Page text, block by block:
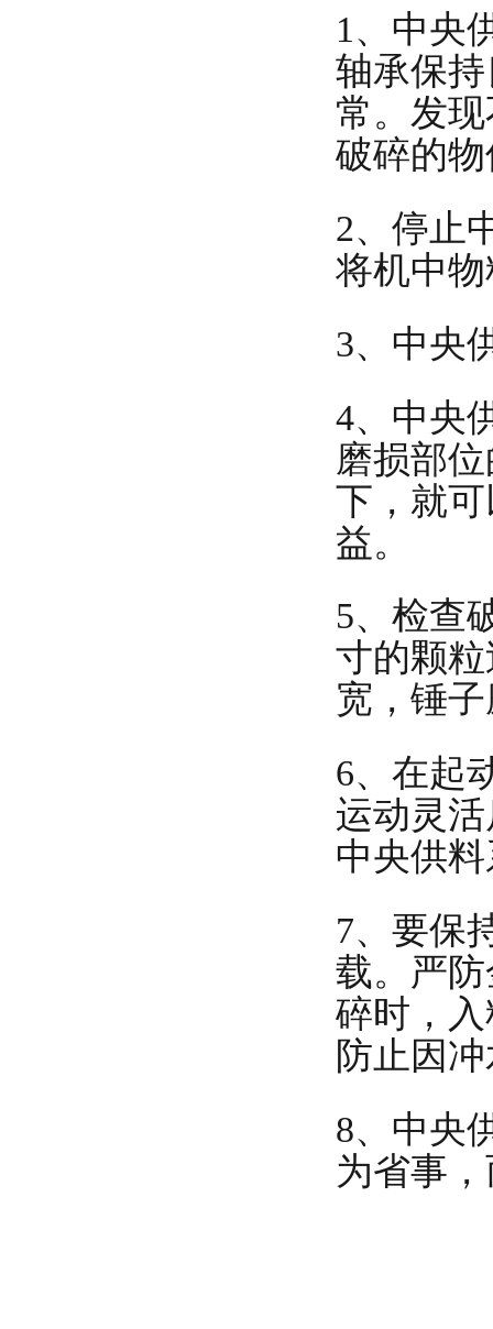
1、中央
轴承保
常。发
破碎的
2、停止
将机中
3、中央
4、中央
磨损部
下，就
益。
5、检查
寸的颗
宽，锤
6、在起
运动灵
中央供
7、要保
载。严
碎时，
防止因
8、中央
为省事